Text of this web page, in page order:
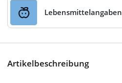
Lebensmittelangaben
Artikelbeschreibung